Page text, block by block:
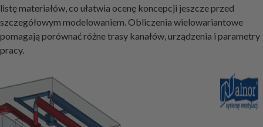
listę materiałów, co ułatwia ocenę koncepcji jeszcze przed
szczegółowym modelowaniem. Obliczenia wielowariantowe
pomagają porównać różne trasy kanałów, urządzenia i parametry
pracy.